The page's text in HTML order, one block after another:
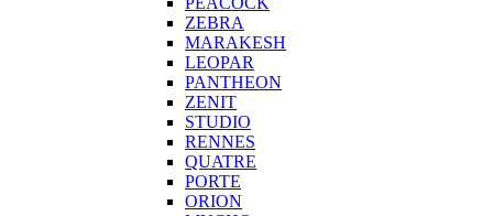
ZEBRA
MARAKESH
LEOPAR
PANTHEON
ZENIT
STUDIO
RENNES
QUATRE
PORTE
ORION